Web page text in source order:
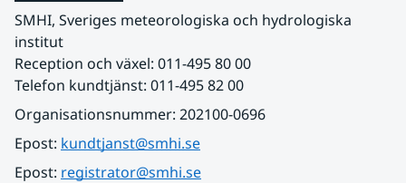
SMHI, Sveriges meteorologiska och hydrologiska
institut
Reception och växel: 011-495 80 00
Telefon kundtjänst: 011-495 82 00
Organisationsnummer: 202100-0696
Epost: kundtjanst@smhi.se
Epost: registrator@smhi.se